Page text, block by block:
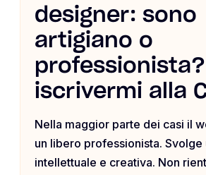
designer: sono
artigiano o
professionista?
iscrivermi alla
Nella maggior parte dei casi il
un libero professionista. Svolge
intellettuale e creativa. Non